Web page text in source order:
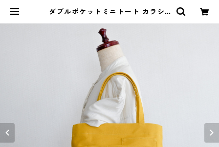
ダブルポケットミニトート カラシ /
少し変わったかたちの帆布かばん